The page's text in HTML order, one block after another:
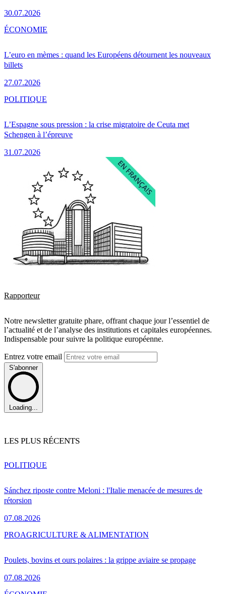
30.07.2026
L’euro en mèmes : quand les Européens détournent les nouveaux
billets
27.07.2026
ÉCONOMIE
L’Espagne sous pression : la crise migratoire de Ceuta met
Schengen à l’épreuve
31.07.2026
POLITIQUE
Rapporteur
Notre newsletter gratuite phare, offrant chaque jour l’essentiel de
l’actualité et de l’analyse des institutions et capitales européennes.
Indispensable pour suivre la politique européenne.
Entrez votre email
S'abonner
Loading...
LES PLUS RÉCENTS
Sánchez riposte contre Meloni : l'Italie menacée de mesures de
rétorsion
07.08.2026
POLITIQUE
Poulets, bovins et ours polaires : la grippe aviaire se propage
07.08.2026
PROAGRICULTURE & ALIMENTATION